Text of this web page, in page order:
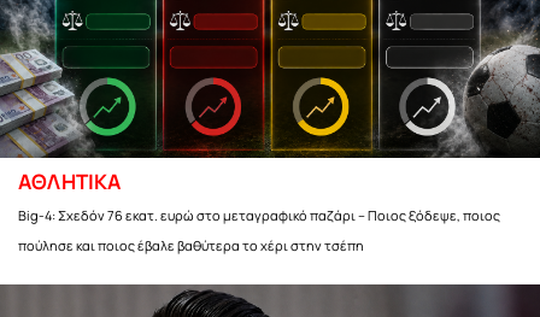
ΑΘΛΗΤΙΚΑ
Big-4: Σχεδόν 76 εκατ. ευρώ στο μεταγραφικό παζάρι – Ποιος ξόδεψε, ποιος
πούλησε και ποιος έβαλε βαθύτερα το χέρι στην τσέπη